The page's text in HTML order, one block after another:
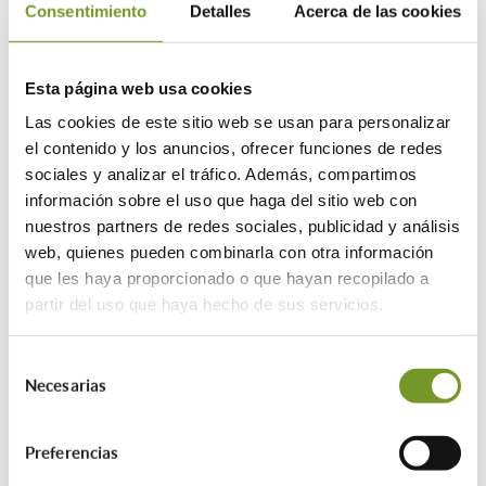
Consentimiento Detalles Acerca de las cookies
Esta página web usa cookies
Las cookies de este sitio web se usan para personalizar
el contenido y los anuncios, ofrecer funciones de redes
sociales y analizar el tráfico. Además, compartimos
información sobre el uso que haga del sitio web con
nuestros partners de redes sociales, publicidad y análisis
web, quienes pueden combinarla con otra información
que les haya proporcionado o que hayan recopilado a
partir del uso que haya hecho de sus servicios.
Necesarias
Preferencias
Su objetivo es la financiación de la
realización conjunta
rehabilitación de
edificios de viviendas,urbanización o
reurbanizaciónde los entornos de las
viviendas rehabilitadas, asícomo gestión
asociadatal como realojos, gastos
profesionales y oficinas de rehabilitación.
Se deberá delimitar y declarar el área
afectada.
edificios de viviendas.
Su objetivo es la financiación de obras
rehabilitación de edificios de uso